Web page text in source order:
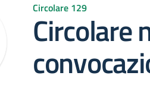
Circolare 129
Circolare